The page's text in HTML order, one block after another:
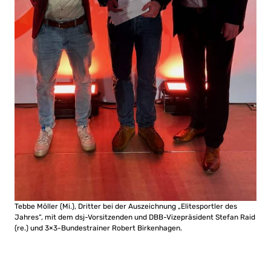
Tebbe Möller (Mi.), Dritter bei der Auszeichnung „Elitesportler des
Jahres“, mit dem dsj-Vorsitzenden und DBB-Vizepräsident Stefan Raid
(re.) und 3×3-Bundestrainer Robert Birkenhagen.